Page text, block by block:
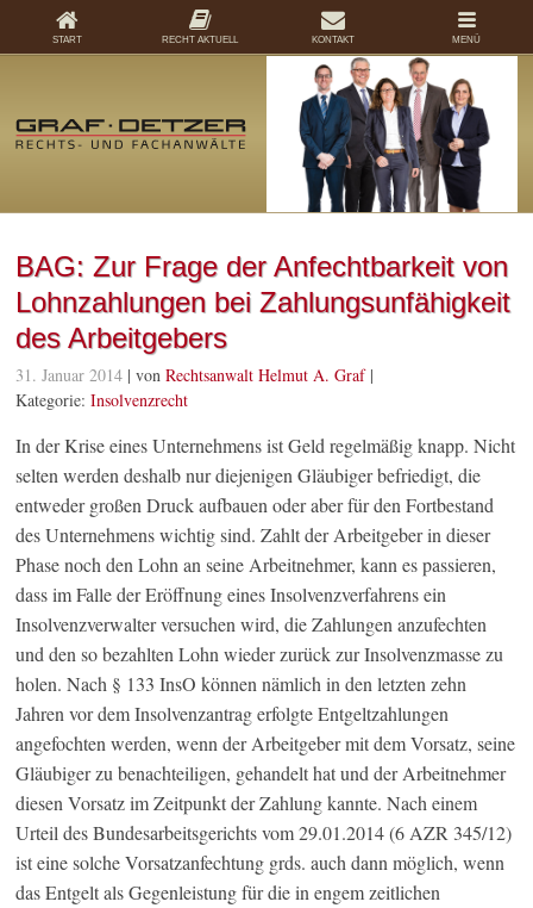
BAG: Zur Frage der Anfechtbarkeit von
Lohnzahlungen bei Zahlungsunfähigkeit
des Arbeitgebers
31. Januar 2014 | vonRechtsanwalt Helmut A. Graf|
Kategorie:Insolvenzrecht
In der Krise eines Unternehmens ist Geld regelmäßig knapp. Nicht
selten werden deshalb nur diejenigen Gläubiger befriedigt, die
entweder großen Druck aufbauen oder aber für den Fortbestand
des Unternehmens wichtig sind. Zahlt der Arbeitgeber in dieser
Phase noch den Lohn an seine Arbeitnehmer, kann es passieren,
dass im Falle der Eröffnung eines Insolvenzverfahrens ein
Insolvenzverwalter versuchen wird, die Zahlungen anzufechten
und den so bezahlten Lohn wieder zurück zur Insolvenzmasse zu
holen. Nach § 133 InsO können nämlich in den letzten zehn
Jahren vor dem Insolvenzantrag erfolgte Entgeltzahlungen
angefochten werden, wenn der Arbeitgeber mit dem Vorsatz, seine
Gläubiger zu benachteiligen, gehandelt hat und der Arbeitnehmer
diesen Vorsatz im Zeitpunkt der Zahlung kannte. Nach einem
Urteil des Bundesarbeitsgerichts vom 29.01.2014 (6 AZR 345/12)
ist eine solche Vorsatzanfechtung grds. auch dann möglich, wenn
das Entgelt als Gegenleistung für die in engem zeitlichen
START RECHT AKTUELL KONTAKT MENÜ